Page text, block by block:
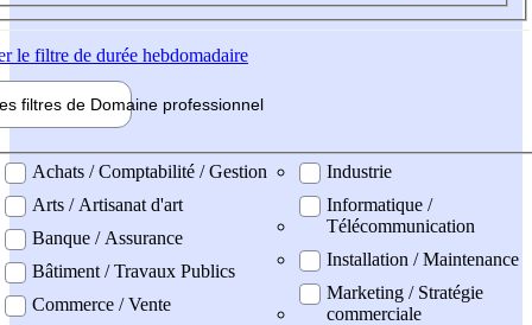
le filtre de durée hebdomadaire
filtres de Domaine professionnel
professionel
Achats / Comptabilité / Gestion
Arts / Artisanat d'art
Banque / Assurance
Bâtiment / Travaux Publics
Commerce / Vente
Industrie
Informatique /
Télécommunication
Installation / Maintenance
Marketing / Stratégie
commerciale